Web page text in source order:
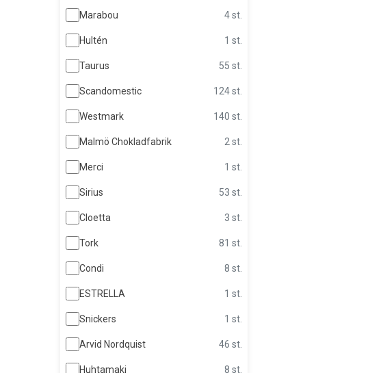
Marabou 4 st.
Hultén 1 st.
Taurus 55 st.
Scandomestic 124 st.
Westmark 140 st.
Malmö Chokladfabrik 2 st.
Merci 1 st.
Sirius 53 st.
Cloetta 3 st.
Tork 81 st.
Condi 8 st.
ESTRELLA 1 st.
Snickers 1 st.
Arvid Nordquist 46 st.
Huhtamaki 8 st.